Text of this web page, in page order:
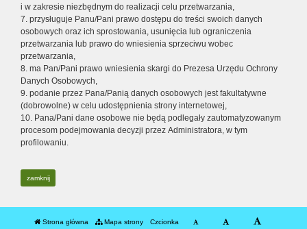
i w zakresie niezbędnym do realizacji celu przetwarzania,
7. przysługuje Panu/Pani prawo dostępu do treści swoich danych
osobowych oraz ich sprostowania, usunięcia lub ograniczenia
przetwarzania lub prawo do wniesienia sprzeciwu wobec
przetwarzania,
8. ma Pan/Pani prawo wniesienia skargi do Prezesa Urzędu Ochrony
Danych Osobowych,
9. podanie przez Pana/Panią danych osobowych jest fakultatywne
(dobrowolne) w celu udostępnienia strony internetowej,
10. Pana/Pani dane osobowe nie będą podlegały zautomatyzowanym
procesom podejmowania decyzji przez Administratora, w tym
profilowaniu.
zamknij
Strona główna Mapa strony Czcionka